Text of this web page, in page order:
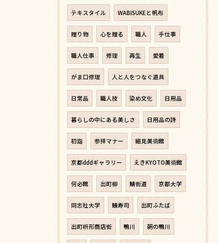
テキスタイル WABISUKEと帆布
贈り物 心を贈る 職人 手仕事
職人仕事 修理 再生 愛着
がま口修理 人と人をつなぐ道具
日常品 職人技 染め文化 日用品
暮らしの中にある美しさ 日用品の詩
初詣 参拝マナー 細見美術館
京都dddギャラリー えきKYOTO美術館
何必館 出町柳 鯖街道 京都大学
同志社大学 鯖寿司 出町ふたば
出町枡形商店街 鴨川 朝の鴨川